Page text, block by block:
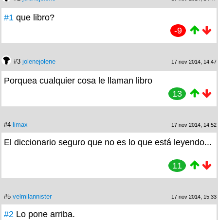
#1 que libro?
-9
#3 jolenejolene 17 nov 2014, 14:47
Porquea cualquier cosa le llaman libro
13
#4 limax 17 nov 2014, 14:52
El diccionario seguro que no es lo que está leyendo...
11
#5 velmilannister 17 nov 2014, 15:33
#2 Lo pone arriba.